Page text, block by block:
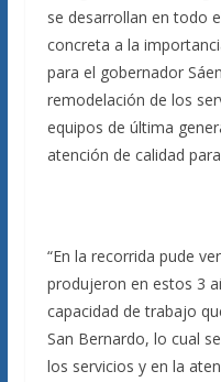
se desarrollan en todo
concreta a la
para el gobernador
remodelación de los
equipos de última
atención de calidad
“En la recorrida pude
produjeron en estos 3
capacidad de trabajo
San Bernardo, lo cual
los servicios y en la